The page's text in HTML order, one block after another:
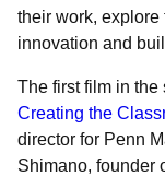
their work, explore
innovation and
The first film in the
Creating the
director for Penn
Shimano, founder